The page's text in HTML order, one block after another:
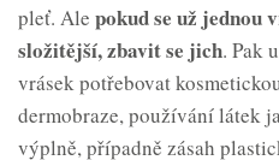
pleť. Ale pokud se už jednou
složitější, zbavit se jich. Pak
vrásek potřebovat
dermobraze, používání látek
výplně, případně zásah